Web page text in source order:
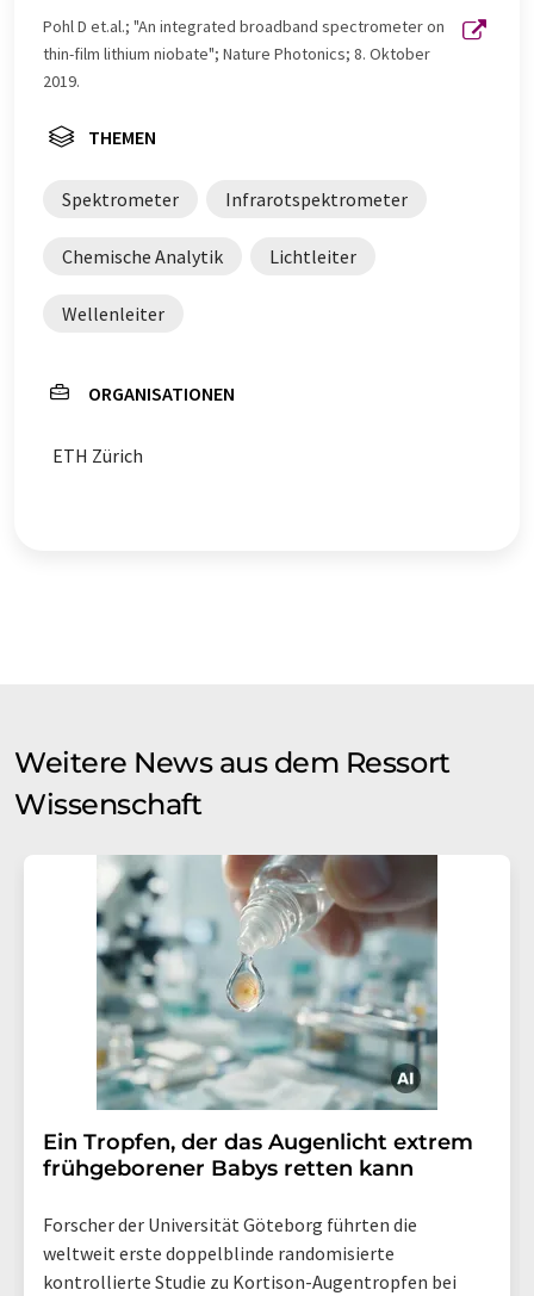
Pohl D et.al.; "An integrated broadband spectrometer on
thin-film lithium niobate"; Nature Photonics; 8. Oktober
2019.
THEMEN
Spektrometer Infrarotspektrometer
Chemische Analytik Lichtleiter
Wellenleiter
ORGANISATIONEN
ETH Zürich
Weitere News aus dem Ressort
Wissenschaft
Ein Tropfen, der das Augenlicht extrem
frühgeborener Babys retten kann
Forscher der Universität Göteborg führten die
weltweit erste doppelblinde randomisierte
kontrollierte Studie zu Kortison-Augentropfen bei